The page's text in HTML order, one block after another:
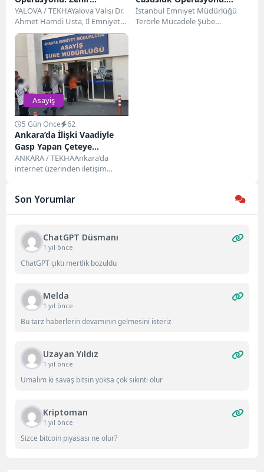
Tacirlerine Geçit Yok
YALOVA / TEKHAYalova Valisi Dr.
Ahmet Hamdi Usta, İl Emniyet
Müdürlüğü Narkotik Suçlarla
Mücadele ve...
Gümrük Verilerini Sızdıran
10 Şüpheli Gözaltında
İstanbul Emniyet Müdürlüğü
Terörle Mücadele Şube
Asayiş
5 Gün Önce 62
Ankara’da İlişki Vaadiyle
Gasp Yapan Çeteye
Operasyon: 9 Gözaltı
ANKARA / TEKHAAnkara’da
internet üzerinden iletişim
cep...
Son Yorumlar
ChatGPT Düsmanı
1 yıl önce
ChatGPT çıktı mertlik bozuldu
Melda
1 yıl önce
Bu tarz haberlerin devamının gelmesini isteriz
Uzayan Yıldız
1 yıl önce
Umalım ki savaş bitsin yoksa çok sıkıntı olur
Kriptoman
1 yıl önce
Sizce bitcoin piyasası ne olur?